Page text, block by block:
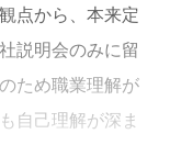
点から、本来定
説明会のみに留
ため職業理解が
自己理解が深ま